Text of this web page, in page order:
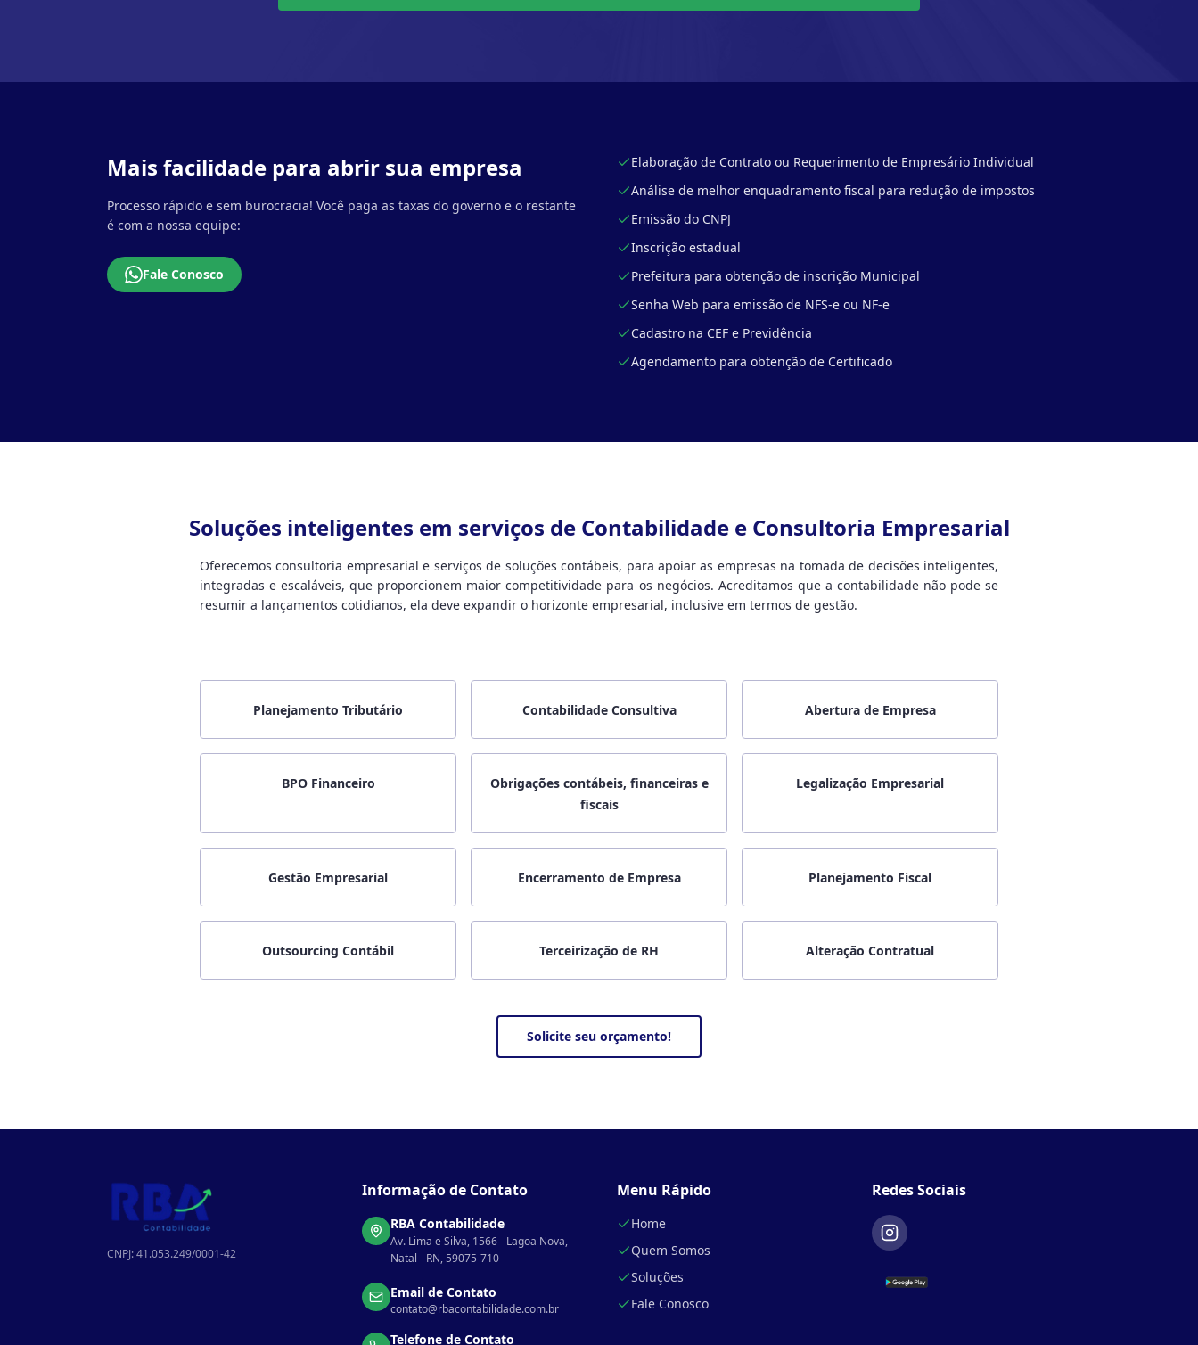
Mais facilidade para abrir sua empresa
Processo rápido e sem burocracia! Você paga as taxas do governo e o restante
é com a nossa equipe:
Fale Conosco
Elaboração de Contrato ou Requerimento de Empresário Individual
Análise de melhor enquadramento fiscal para redução de impostos
Emissão do CNPJ
Inscrição estadual
Prefeitura para obtenção de inscrição Municipal
Senha Web para emissão de NFS-e ou NF-e
Cadastro na CEF e Previdência
Agendamento para obtenção de Certificado
Soluções inteligentes em serviços de Contabilidade e Consultoria Empresarial
Oferecemos consultoria empresarial e serviços de soluções contábeis, para apoiar as empresas na tomada de decisões inteligentes,
integradas e escaláveis, que proporcionem maior competitividade para os negócios. Acreditamos que a contabilidade não pode se
resumir a lançamentos cotidianos, ela deve expandir o horizonte empresarial, inclusive em termos de gestão.
Planejamento Tributário Contabilidade Consultiva Abertura de Empresa
BPO Financeiro
Obrigações contábeis, financeiras e
fiscais
Legalização Empresarial
Gestão Empresarial Encerramento de Empresa Planejamento Fiscal
Outsourcing Contábil Terceirização de RH Alteração Contratual
Solicite seu orçamento!
CNPJ: 41.053.249/0001-42
Informação de Contato
RBA Contabilidade
Av. Lima e Silva, 1566 - Lagoa Nova,
Natal - RN, 59075-710
Email de Contato
contato@rbacontabilidade.com.br
Telefone de Contato
Menu Rápido
Home
Quem Somos
Soluções
Fale Conosco
Redes Sociais